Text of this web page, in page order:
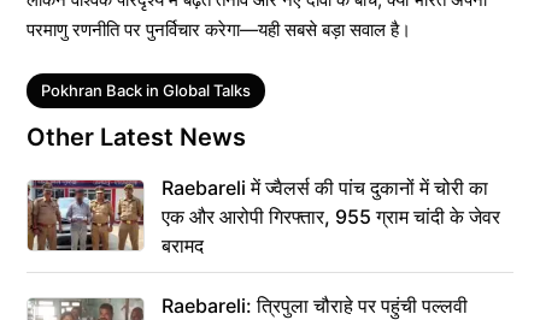
परमाणु रणनीति पर पुनर्विचार करेगा—यही सबसे बड़ा सवाल है।
Tags
Pokhran Back in Global Talks
Other Latest News
Raebareli में ज्वैलर्स की पांच दुकानों में चोरी का
एक और आरोपी गिरफ्तार, 955 ग्राम चांदी के जेवर
बरामद
Raebareli: त्रिपुला चौराहे पर पहुंची पल्लवी